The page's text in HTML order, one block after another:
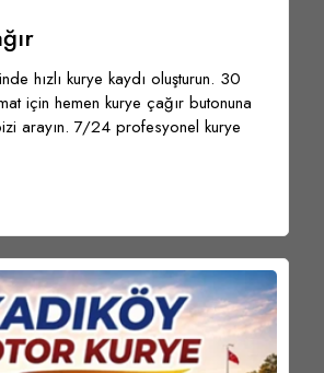
hızlı kurye kaydı oluşturun. 30
için hemen kurye çağır butonuna
arayın. 7/24 profesyonel kurye